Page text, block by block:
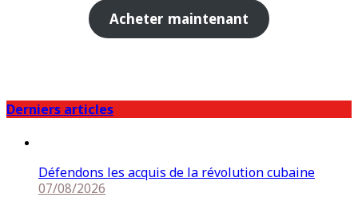
Acheter maintenant
Derniers articles
Défendons les acquis de la révolution cubaine
07/08/2026